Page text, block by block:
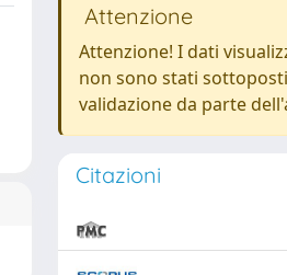
Attenzione
Attenzione! I dati
non sono stati
validazione da parte
Citazioni